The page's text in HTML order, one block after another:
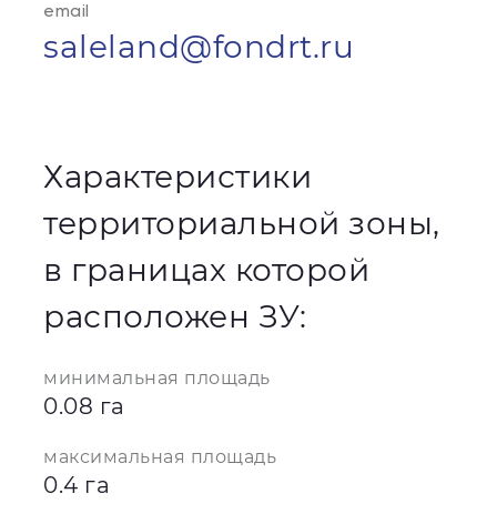
email
saleland@fondrt.ru
Характеристики
территориальной зоны,
в границах которой
расположен ЗУ:
минимальная площадь
0.08 га
максимальная площадь
0.4 га